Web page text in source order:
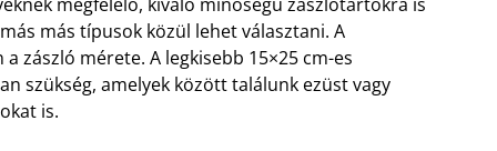
megfelelő, kiváló minőségű zászlótartókra is
más típusok közül lehet választani. A
zászló mérete. A legkisebb 15×25 cm-es
szükség, amelyek között találunk ezüst vagy
is.